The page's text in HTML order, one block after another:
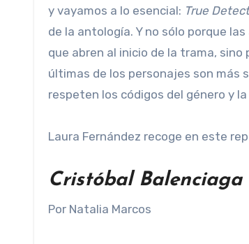
y vayamos a lo esencial: True
de la antología. Y no sólo porque
que abren al inicio de la trama,
últimas de los personajes son más
respeten los códigos del género y
Laura Fernández recoge en este
Cristóbal Balenciaga
Por Natalia Marcos